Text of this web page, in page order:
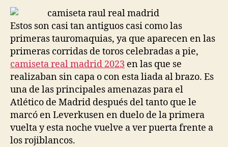
Estos son casi tan antiguos casi como las
primeras tauromaquias, ya que aparecen en las
primeras corridas de toros celebradas a pie,
camiseta real madrid 2023 en las que se
realizaban sin capa o con esta liada al brazo. Es
una de las principales amenazas para el
Atlético de Madrid después del tanto que le
marcó en Leverkusen en duelo de la primera
vuelta y esta noche vuelve a ver puerta frente a
los rojiblancos.